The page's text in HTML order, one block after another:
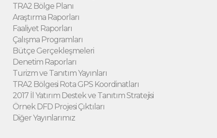
TRA2 Bölge Planı
Araştırma Raporları
Faaliyet Raporları
Çalışma Programları
Bütçe Gerçekleşmeleri
Denetim Raporları
Turizm ve Tanıtım Yayınları
TRA2 Bölgesi Rota GPS Koordinatları
2017 İl Yatırım Destek ve Tanıtım Stratejisi
Örnek DFD Projesi Çıktıları
Diğer Yayınlarımız